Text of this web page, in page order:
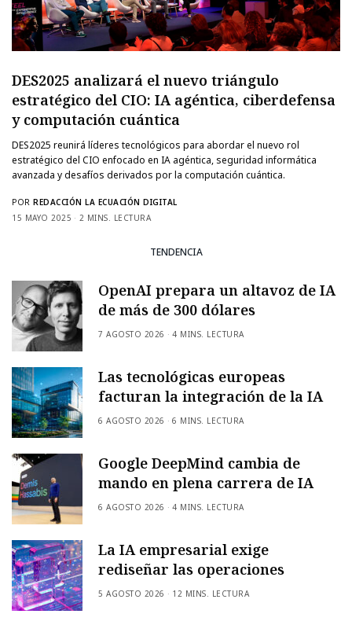
DES2025 analizará el nuevo triángulo
estratégico del CIO: IA agéntica, ciberdefensa
y computación cuántica
DES2025 reunirá líderes tecnológicos para abordar el nuevo rol
estratégico del CIO enfocado en IA agéntica, seguridad informática
avanzada y desafíos derivados por la computación cuántica.
POR REDACCIÓN LA ECUACIÓN DIGITAL
15 MAYO 2025
2 MINS. LECTURA
TENDENCIA
OpenAI prepara un altavoz de IA
de más de 300 dólares
7 AGOSTO 2026 4 MINS. LECTURA
Las tecnológicas europeas
facturan la integración de la IA
6 AGOSTO 2026 6 MINS. LECTURA
Google DeepMind cambia de
mando en plena carrera de IA
6 AGOSTO 2026 4 MINS. LECTURA
La IA empresarial exige
rediseñar las operaciones
5 AGOSTO 2026 12 MINS. LECTURA